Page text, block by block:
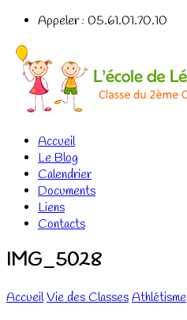
Appeler : 05.61.01.70.10
Accueil
Le Blog
Calendrier
Documents
Liens
Contacts
IMG_5028
AccueilVie des ClassesAthlétisme